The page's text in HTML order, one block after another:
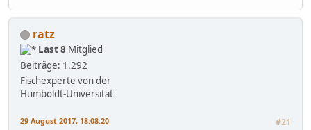
ratz
Last 8 Mitglied
Beiträge: 1.292
Fischexperte von der
Humboldt-Universität
29 August 2017, 18:08:20 #21